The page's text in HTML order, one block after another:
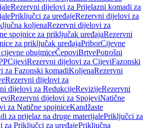
Rezervni dijelovi za Prijelazni komadi za
Priključci za uređajeRezervni dijelovi za
koljenaRezervni dijelovi za
spojnice za priključak uređajaRezervni
za priključak uređajaPriborCijevne
obujmiceČepoviBrtvePotrošni
CijeviRezervni dijelovi za CijeviFazonski
za Fazonski komadiKoljenaRezervni
Rezervni dijelovi za
dijelovi za RedukcijeRevizijeRezervni
Rezervni dijelovi za SpojeviNatične
za Natične spojniceKandžaste
za prijelaz na druge materijalePriključci za
za Priključci za uređajePriključna